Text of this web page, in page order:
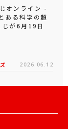
オンライン -
ある科学の超
じが6月19日
2026.06.12